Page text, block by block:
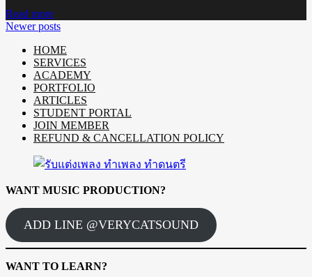
Read more
Newer posts
HOME
SERVICES
ACADEMY
PORTFOLIO
ARTICLES
STUDENT PORTAL
JOIN MEMBER
REFUND & CANCELLATION POLICY
WANT MUSIC PRODUCTION?
ADD LINE @VERYCATSOUND
WANT TO LEARN?